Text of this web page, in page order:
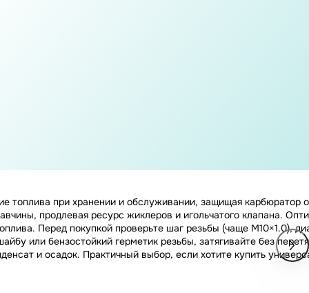
топлива при хранении и обслуживании, защищая карбюратор
продлевая ресурс жиклеров и игольчатого клапана.
Перед покупкой проверьте шаг резьбы (чаще M10×1.0),
или бензостойкий герметик резьбы, затягивайте без
и осадок. Практичный выбор, если хотите купить